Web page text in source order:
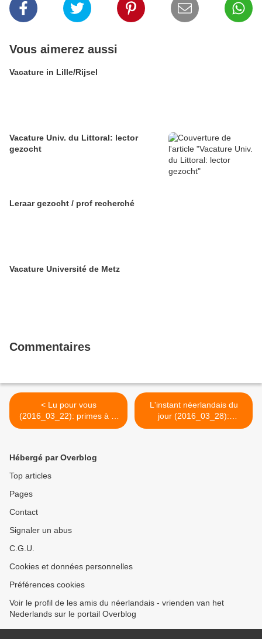
Vous aimerez aussi
Vacature in Lille/Rijsel
Vacature Univ. du Littoral: lector
gezocht
Leraar gezocht / prof recherché
Vacature Université de Metz
Commentaires
< Lu pour vous
(2016_03_22): primes à la
rénovation en Flandre
L'instant néerlandais du
jour (2016_03_28):
Paasmaandag >
Hébergé par Overblog
Top articles
Pages
Contact
Signaler un abus
C.G.U.
Cookies et données personnelles
Préférences cookies
Voir le profil de les amis du néerlandais - vrienden van het
Nederlands sur le portail Overblog